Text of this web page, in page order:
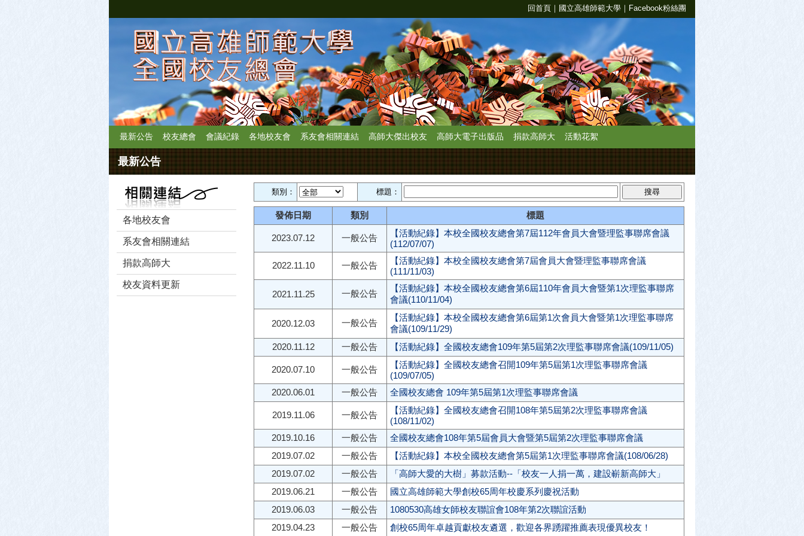
回首頁 ｜ 國立高雄師範大學 ｜ Facebook粉絲團
最新公告 校友總會 會議紀錄 各地校友會 系友會相關連結 高師大傑出校友 高師大電子出版品 捐款高師大 活動花絮
最新公告
各地校友會
系友會相關連結
捐款高師大
校友資料更新
類別： 標題：
發佈日期 類別 標題
2023.07.12 一般公告
【活動紀錄】本校全國校友總會第7屆112年會員大會暨理監事聯席會議
(112/07/07)
2022.11.10 一般公告
【活動紀錄】本校全國校友總會第7屆會員大會暨理監事聯席會議
(111/11/03)
2021.11.25 一般公告
【活動紀錄】本校全國校友總會第6屆110年會員大會暨第1次理監事聯席
會議(110/11/04)
2020.12.03 一般公告
【活動紀錄】本校全國校友總會第6屆第1次會員大會暨第1次理監事聯席
會議(109/11/29)
2020.11.12
一般公告 【活動紀錄】全國校友總會109年第5屆第2次理監事聯席會議(109/11/05)
2020.07.10 一般公告
【活動紀錄】全國校友總會召開109年第5屆第1次理監事聯席會議
(109/07/05)
2020.06.01
一般公告 全國校友總會 109年第5屆第1次理監事聯席會議
2019.11.06 一般公告
【活動紀錄】全國校友總會召開108年第5屆第2次理監事聯席會議
(108/11/02)
2019.10.16
一般公告
全國校友總會108年第5屆會員大會暨第5屆第2次理監事聯席會議
2019.07.02
一般公告
【活動紀錄】本校全國校友總會第5屆第1次理監事聯席會議(108/06/28)
2019.07.02
一般公告
「高師大愛的大樹」募款活動--「校友一人捐一萬，建設嶄新高師大」
2019.06.21
一般公告
國立高雄師範大學創校65周年校慶系列慶祝活動
2019.06.03
一般公告
1080530高雄女師校友聯誼會108年第2次聯誼活動
2019.04.23
一般公告 創校65周年卓越貢獻校友遴選，歡迎各界踴躍推薦表現優異校友！